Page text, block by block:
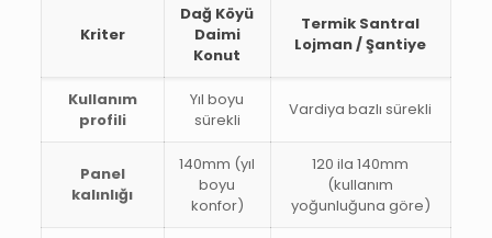
Kriter
Dağ Köyü
Daimi
Konut
Termik Santral
Lojman / Şantiye
Kullanım
profili
Yıl boyu
sürekli
Vardiya bazlı sürekli
Panel
kalınlığı
140mm (yıl
boyu
konfor)
120 ila 140mm
(kullanım
yoğunluğuna göre)